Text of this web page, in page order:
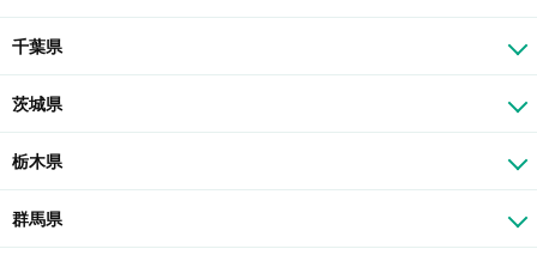
千葉県
茨城県
栃木県
群馬県